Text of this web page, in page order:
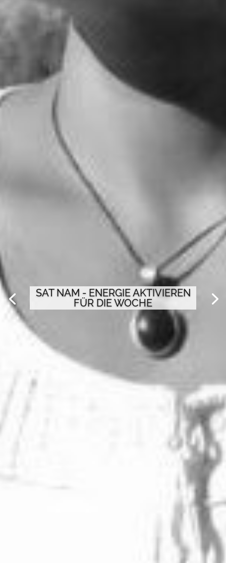
SAT NAM - ENERGIE AKTIVIEREN
FÜR DIE WOCHE